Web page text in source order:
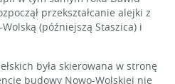
przekształcanie alejki z
(późniejszą Staszica) i
była skierowana w stronę
budowy Nowo-Wolskiej nie